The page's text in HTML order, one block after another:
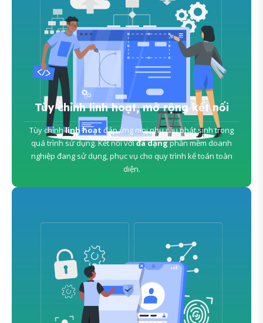
Tùy chỉnh linh hoạt, mở rộng kết nối
Tùy chỉnhlinh hoạt đáp ứng mọi nhu cầu phát sinh trong
quá trình sử dụng. Kết nối vớiđa dạngphần mềm doanh
nghiệp đang sử dụng, phục vụ cho quy trình kế toán toàn
diện.